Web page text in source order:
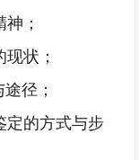
；
状；
径；
定的方式与步